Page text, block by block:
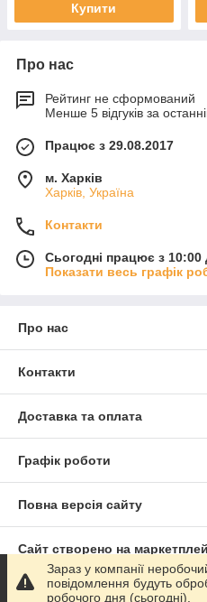
Купити
Про нас
Рейтинг не сформований
Менше 5 відгуків за
Працює з 29.08.2017
м. Харків
Харків, Україна
Контакти
Сьогодні працює з 10:00
Показати весь графік
Про нас
Контакти
Доставка та оплата
Графік роботи
Повна версія сайту
Сайт створено на
Політика конфіденційності
Зараз у компанії
повідомлення будуть
робочого дня (сьогодні).